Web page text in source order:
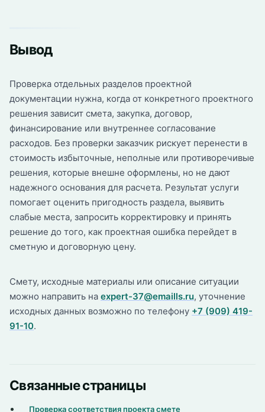
Вывод
Проверка отдельных разделов проектной
документации нужна, когда от конкретного проектного
решения зависит смета, закупка, договор,
финансирование или внутреннее согласование
расходов. Без проверки заказчик рискует перенести в
стоимость избыточные, неполные или противоречивые
решения, которые внешне оформлены, но не дают
надежного основания для расчета. Результат услуги
помогает оценить пригодность раздела, выявить
слабые места, запросить корректировку и принять
решение до того, как проектная ошибка перейдет в
сметную и договорную цену.
Смету, исходные материалы или описание ситуации
можно направить на expert-37@emaills.ru, уточнение
исходных данных возможно по телефону +7 (909) 419-
91-10.
Связанные страницы
Проверка соответствия проекта смете